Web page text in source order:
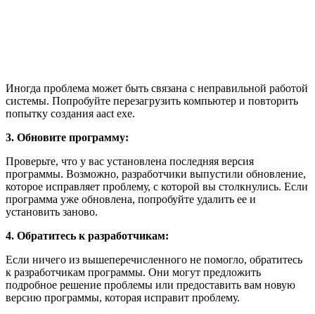
Иногда проблема может быть связана с неправильной работой
системы. Попробуйте перезагрузить компьютер и повторить
попытку создания aact exe.
3. Обновите программу:
Проверьте, что у вас установлена последняя версия
программы. Возможно, разработчики выпустили обновление,
которое исправляет проблему, с которой вы столкнулись. Если
программа уже обновлена, попробуйте удалить ее и
установить заново.
4. Обратитесь к разработчикам:
Если ничего из вышеперечисленного не помогло, обратитесь
к разработчикам программы. Они могут предложить
подробное решение проблемы или предоставить вам новую
версию программы, которая исправит проблему.